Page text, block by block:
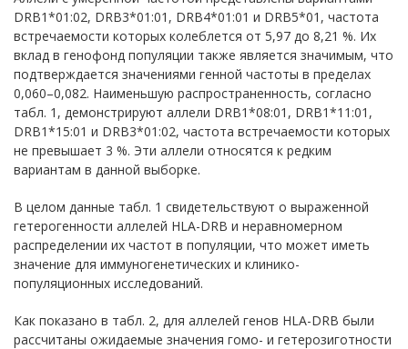
DRB1*01:02, DRB3*01:01, DRB4*01:01 и DRB5*01, частота
встречаемости которых колеблется от 5,97 до 8,21 %. Их
вклад в генофонд популяции также является значимым, что
подтверждается значениями генной частоты в пределах
0,060–0,082. Наименьшую распространенность, согласно
табл. 1, демонстрируют аллели DRB1*08:01, DRB1*11:01,
DRB1*15:01 и DRB3*01:02, частота встречаемости которых
не превышает 3 %. Эти аллели относятся к редким
вариантам в данной выборке.
В целом данные табл. 1 свидетельствуют о выраженной
гетерогенности аллелей HLA-DRB и неравномерном
распределении их частот в популяции, что может иметь
значение для иммуногенетических и клинико-
популяционных исследований.
Как показано в табл. 2, для аллелей генов HLA-DRB были
рассчитаны ожидаемые значения гомо- и гетерозиготности